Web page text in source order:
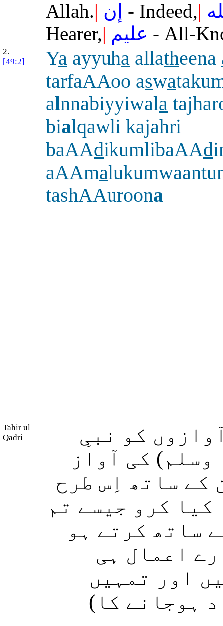
Allah.| إن - Indeed,|
Hearer,| عليم - All-
2.
[49:2]
Ya ayyuha allatheena
tarfaAAoo aswa
alnnabiyyiwala
bialqawli kajahri
baAAdikumlibaAAd
aAAma
tashAAuroona
Tahir ul
Qadri
کو نبیِ
کی آواز
کے ساتھ اِس طرح
کیا کرو جیسے تم
ساتھ کرتے ہو
اعمال ہی
اور تمہیں
ہوجانے کا)